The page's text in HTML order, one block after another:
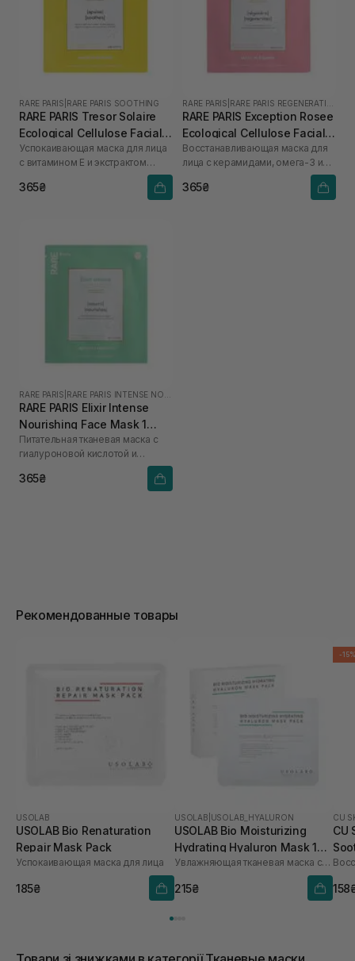
RARE PARIS RARE PARIS SOOTHING
RARE PARIS Tresor Solaire
Ecological Cellulose Facial
Mask 1 шт* 23 мл
Успокаивающая маска для лица
с витамином Е и экстрактом
365₴
RARE PARIS
RARE PARIS Exception Rosee
Ecological Cellulose Facial
Mask 1 шт* 23 мл
Восстанавливающая маска для
лица с керамидами, омега-3 и
365₴
RARE PARIS
RARE PARIS Elixir Intense
Nourishing Face Mask 1
шт*23 мл
Питательная тканевая маска с
гиалуроновой кислотой и
365₴
Рекомендованные товары
USOLAB
USOLAB Bio Renaturation
Repair Mask Pack
Успокаивающая маска для лица
185₴
USOLAB USOLAB_HYALURON
USOLAB Bio Moisturizing
Hydrating Hyaluron Mask 1
шт
Увлажняющая тканевая маска с успокаивающим и антивозрастным действием
215₴
-
CU
CU